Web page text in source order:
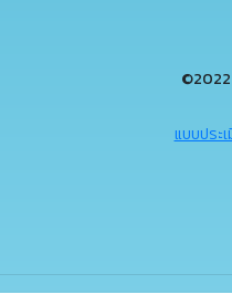
©2022
แบบประ